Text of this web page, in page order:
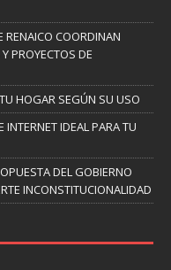
RENAICO COORDINAN
PROYECTOS DE
HOGAR SEGÚN SU USO
INTERNET IDEAL PARA TU
DEL GOBIERNO
INCONSTITUCIONALIDAD